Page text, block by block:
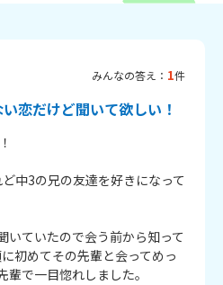
みんなの答え： 1件
恋だけど聞いて欲しい！
中3の兄の友達を好きになって
いていたので会う前から知って
初めてその先輩と会ってめっ
で一目惚れしました。